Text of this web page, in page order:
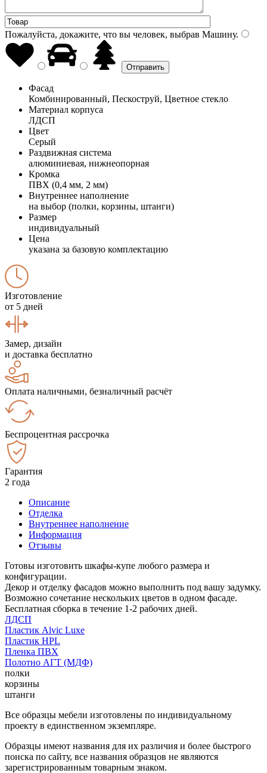
Пожалуйста, докажите, что вы человек, выбрав Машину.
Фасад
Комбинированный, Пескоструй, Цветное стекло
Материал корпуса
ЛДСП
Цвет
Серый
Раздвижная система
алюминиевая, нижнеопорная
Кромка
ПВХ (0,4 мм, 2 мм)
Внутреннее наполнение
на выбор (полки, корзины, штанги)
Размер
индивидуальный
Цена
указана за базовую комплектацию
Изготовление
от 5 дней
Замер, дизайн
и доставка бесплатно
Оплата наличными, безналичный расчёт
Беспроцентная рассрочка
Гарантия
2 года
Описание
Отделка
Внутреннее наполнение
Информация
Отзывы
Готовы изготовить шкафы-купе любого размера и
конфигурации.
Декор и отделку фасадов можно выполнить под вашу задумку.
Возможно сочетание нескольких цветов в одном фасаде.
Бесплатная сборка в течение 1-2 рабочих дней.
ЛДСП
Пластик Alvic Luxe
Пластик HPL
Пленка ПВХ
Полотно АГТ (МДФ)
полки
корзины
штанги
Все образцы мебели изготовлены по индивидуальному
проекту в единственном экземпляре.
Образцы имеют названия для их различия и более быстрого
поиска по сайту, все названия образцов не являются
зарегистрированным товарным знаком.